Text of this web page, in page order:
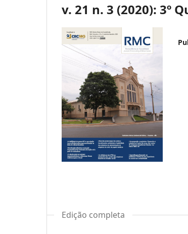
v. 21 n. 3 (2020): 3º
Edição completa